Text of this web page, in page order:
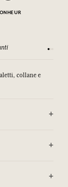
collane e